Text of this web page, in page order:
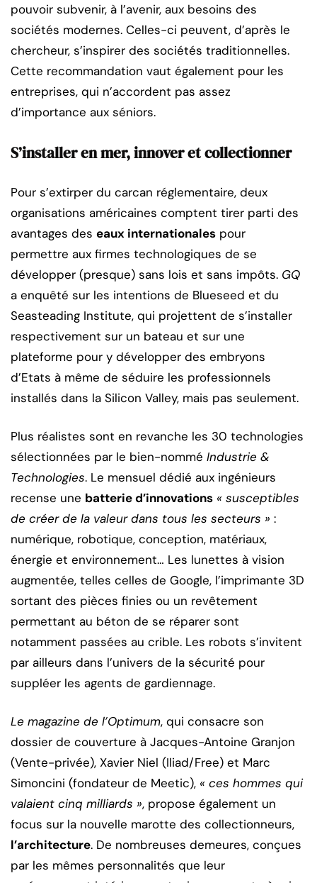
pouvoir subvenir, à l’avenir, aux besoins des
sociétés modernes. Celles-ci peuvent, d’après le
chercheur, s’inspirer des sociétés traditionnelles.
Cette recommandation vaut également pour les
entreprises, qui n’accordent pas assez
d’importance aux séniors.
S’installer en mer, innover et collectionner
Pour s’extirper du carcan réglementaire, deux
organisations américaines comptent tirer parti des
avantages des eaux internationales pour
permettre aux firmes technologiques de se
développer (presque) sans lois et sans impôts. GQ
a enquêté sur les intentions de Blueseed et du
Seasteading Institute, qui projettent de s’installer
respectivement sur un bateau et sur une
plateforme pour y développer des embryons
d’Etats à même de séduire les professionnels
installés dans la Silicon Valley, mais pas seulement.
Plus réalistes sont en revanche les 30 technologies
sélectionnées par le bien-nommé Industrie &
Technologies. Le mensuel dédié aux ingénieurs
recense une batterie d’innovations « susceptibles
de créer de la valeur dans tous les secteurs » :
numérique, robotique, conception, matériaux,
énergie et environnement… Les lunettes à vision
augmentée, telles celles de Google, l’imprimante 3D
sortant des pièces finies ou un revêtement
permettant au béton de se réparer sont
notamment passées au crible. Les robots s’invitent
par ailleurs dans l’univers de la sécurité pour
suppléer les agents de gardiennage.
Le magazine de l’Optimum, qui consacre son
dossier de couverture à Jacques-Antoine Granjon
(Vente-privée), Xavier Niel (Iliad/Free) et Marc
Simoncini (fondateur de Meetic), « ces hommes qui
valaient cinq milliards », propose également un
focus sur la nouvelle marotte des collectionneurs,
l’architecture. De nombreuses demeures, conçues
par les mêmes personnalités que leur